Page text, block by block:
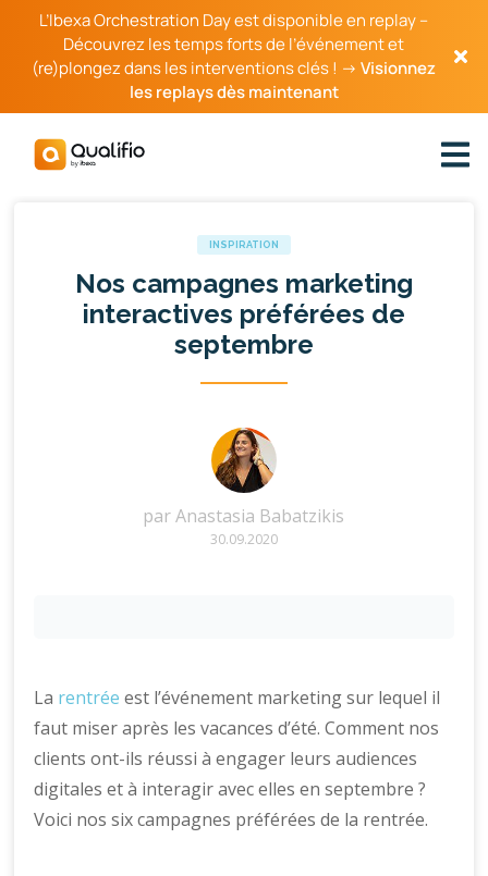
L’Ibexa Orchestration Day est disponible en replay –
Découvrez les temps forts de l’événement et
(re)plongez dans les interventions clés ! →Visionnez
les replays dès maintenant
INSPIRATION
Nos campagnes marketing
interactives préférées de
septembre
parAnastasia Babatzikis
30.09.2020
La rentrée est l’événement marketing sur lequel il
faut miser après les vacances d’été. Comment nos
clients ont-ils réussi à engager leurs audiences
digitales et à interagir avec elles en septembre ?
Voici nos six campagnes préférées de la rentrée.